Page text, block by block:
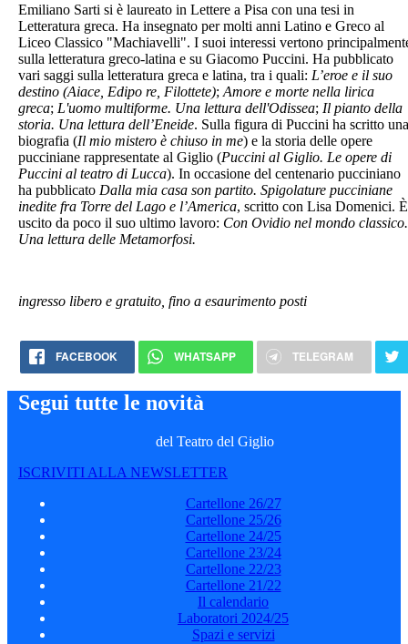
Emiliano Sarti si è laureato in Lettere a Pisa con una tesi in
Letteratura greca. Ha insegnato per molti anni Latino e Greco al
Liceo Classico "Machiavelli". I suoi interessi vertono
sulla letteratura greco-latina e su Giacomo Puccini. Ha pubblicato
vari saggi sulla letteratura greca e latina, tra i quali: L’eroe e il suo
destino (Aiace, Edipo re, Filottete); Amore e morte nella lirica
greca; L'uomo multiforme. Una lettura dell'Odissea; Il pianto della
storia. Una lettura dell’Eneide. Sulla figura di Puccini ha scritto una
biografia (Il mio mistero è chiuso in me) e la storia delle opere
pucciniane rappresentate al Giglio (Puccini al Giglio. Le opere di
Puccini al teatro di Lucca). In occasione del centenario pucciniano
ha pubblicato Dalla mia casa son partito. Spigolature pucciniane
inedite fra Torre del Lago e l’America, scritto con Lisa Domenici. È
uscito da poco il suo ultimo lavoro: Con Ovidio nel mondo classico.
Una lettura delle Metamorfosi.
ingresso libero e gratuito, fino a esaurimento posti
FACEBOOK WHATSAPP TELEGRAM
Segui tutte le novità
del Teatro del Giglio
ISCRIVITI ALLA NEWSLETTER
Cartellone 26/27
Cartellone 25/26
Cartellone 24/25
Cartellone 23/24
Cartellone 22/23
Cartellone 21/22
Il calendario
Laboratori 2024/25
Spazi e servizi